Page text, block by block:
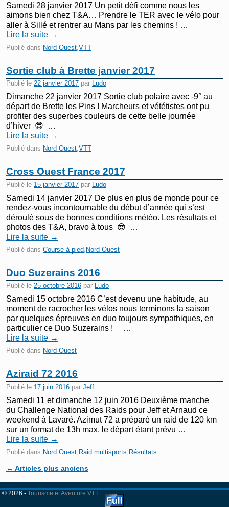
Samedi 28 janvier 2017 Un petit défi comme nous les
aimons bien chez T&A… Prendre le TER avec le vélo pour
aller à Sillé et rentrer au Mans par les chemins ! …
Lire la suite →
Publié dans Nord Ouest VTT
Sortie club à Brette janvier 2017
Publié le 22 janvier 2017 par Ludo
Dimanche 22 janvier 2017 Sortie club polaire avec -9° au
départ de Brette les Pins ! Marcheurs et vététistes ont pu
profiter des superbes couleurs de cette belle journée
d’hiver 😎 …
Lire la suite →
Publié dans Nord Ouest,VTT
Cross Ouest France 2017
Publié le 15 janvier 2017 par Ludo
Samedi 14 janvier 2017 De plus en plus de monde pour ce
rendez-vous incontournable du début d’année qui s’est
déroulé sous de bonnes conditions météo. Les résultats et
photos des T&A, bravo à tous 😎 …
Lire la suite →
Publié dans Course à pied Nord Ouest
Duo Suzerains 2016
Publié le 25 octobre 2016 par Ludo
Samedi 15 octobre 2016 C’est devenu une habitude, au
moment de racrocher les vélos nous terminons la saison
par quelques épreuves en duo toujours sympathiques, en
particulier ce Duo Suzerains ! …
Lire la suite →
Publié dans Nord Ouest
Aziraid 72 2016
Publié le 17 juin 2016 par Jeff
Samedi 11 et dimanche 12 juin 2016 Deuxième manche
du Challenge National des Raids pour Jeff et Arnaud ce
weekend à Lavaré. Azimut 72 a préparé un raid de 120 km
sur un format de 13h max, le départ étant prévu …
Lire la suite →
Publié dans Nord Ouest Raid multisports Résultats
Navigation des articles
← Articles plus anciens
© 2026 - Tourisme et Aventure VTT